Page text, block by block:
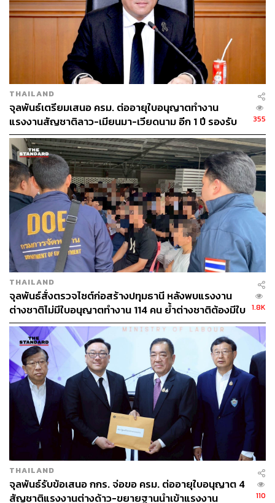
Photo: PORNCHAI KITTIWONGSAKUL/AFP
บัตรประกันสุขภาพแรงงาน หลักประกันที่เหมือนไม่ประกัน
รู้หรือไม่ว่าสถานการณ์ปัจจุบันของแรงงานที่ถูกกฎหมาย
กรณีแรงงานที่ถือ ‘บัตรสีชมพู’ ซึ่งเป็นบัตรแสดงตัวว่าแรงงาน
ได้รับการผ่อนผันให้อยู่และทำงานในประเทศไทยได้เป็นการ
ชั่วคราวตามระยะเวลาที่คณะรัฐมนตรีกำหนด มีจำนวน
1,804,298 คน
ขณะที่แรงงานกลุ่มที่ถือเอกสารที่ประเทศต้นทางออกให้
จำนวน 1,596,489 คน ตัวเลขเหล่านี้แสดงให้เห็นจำนวน
‘แรงงานต่างด้าว’ ในไทยที่อีกมิตินอกจากเรื่องแรงงานคือ
เรื่องสุขภาพ ที่ต้องหามาตรการให้ได้รับการดูแล
ตามประกาศกระทรวงสาธารณสุขเรื่อง การตรวจสุขภาพ
และประกันสุขภาพของแรงงานต่างด้าว (ฉบับที่ 2) พ.ศ. 2559
กำหนดให้…
แรงงานต่างด้าวรวมผู้ติดตามที่เป็นบุตรอายุตั้งแต่ 7 ปีบริ
บูรณ์ ต้องจ่ายค่าประกันสุขภาพ (2 ปี) + ตรวจสุขภาพ =
3,700 + 500 (ค่าตรวจสุขภาพปีที่ 2)
สำหรับผู้ติดตามแรงงานต่างด้าวที่เป็นบุตรที่มีอายุไม่เกิน 7
ปีบริบูรณ์ จ่ายค่าประกันสุขภาพ (2 ปี) = 730 บาท
ตัวเลขผลการดำเนินการ สถิติล่าสุดเมื่อวันที่ 29 ก.ค. 2559
สามารถตรวจและทำประกันสุขภาพได้ = 1,259,016 คน
THAILAND
จุลพันธ์เตรียมเสนอ ครม. ต่ออายุใบอนุญาตทำงาน
แรงงานสัญชาติลาว-เมียนมา-เวียดนาม อีก 1 ปี รองรับ
ความต้องการภาคธุรกิจ
355
THAILAND
จุลพันธ์สั่งตรวจไซต์ก่อสร้างปทุมธานี หลังพบแรงงาน
ต่างชาติไม่มีใบอนุญาตทำงาน 114 คน ย้ำต่างชาติต้องมีใบ
อนุญาตทำงาน
1.8K
THAILAND
จุลพันธ์รับข้อเสนอ กกร. จ่อขอ ครม. ต่ออายุใบอนุญาต 4
สัญชาติแรงงานต่างด้าว-ขยายฐานนำเข้าแรงงาน
110